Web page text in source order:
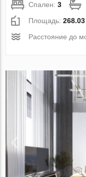
Спален:3
Площадь:
Расстояние до